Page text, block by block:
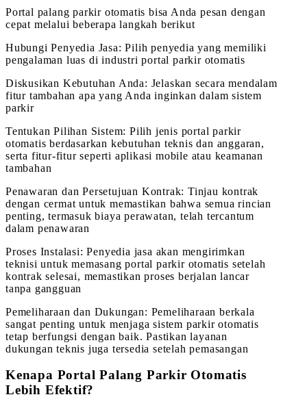
Portal palang parkir otomatis bisa Anda pesan dengan
cepat melalui beberapa langkah berikut
Hubungi Penyedia Jasa: Pilih penyedia yang memiliki
pengalaman luas di industri portal parkir otomatis
Diskusikan Kebutuhan Anda: Jelaskan secara mendalam
fitur tambahan apa yang Anda inginkan dalam sistem
parkir
Tentukan Pilihan Sistem: Pilih jenis portal parkir
otomatis berdasarkan kebutuhan teknis dan anggaran,
serta fitur-fitur seperti aplikasi mobile atau keamanan
tambahan
Penawaran dan Persetujuan Kontrak: Tinjau kontrak
dengan cermat untuk memastikan bahwa semua rincian
penting, termasuk biaya perawatan, telah tercantum
dalam penawaran
Proses Instalasi: Penyedia jasa akan mengirimkan
teknisi untuk memasang portal parkir otomatis setelah
kontrak selesai, memastikan proses berjalan lancar
tanpa gangguan
Pemeliharaan dan Dukungan: Pemeliharaan berkala
sangat penting untuk menjaga sistem parkir otomatis
tetap berfungsi dengan baik. Pastikan layanan
dukungan teknis juga tersedia setelah pemasangan
Kenapa Portal Palang Parkir Otomatis
Lebih Efektif?